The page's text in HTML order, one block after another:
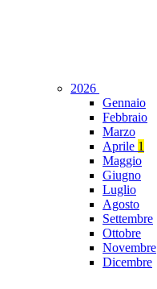
2026
Gennaio
Febbraio
Marzo
Aprile 1
Maggio
Giugno
Luglio
Agosto
Settembre
Ottobre
Novembre
Dicembre